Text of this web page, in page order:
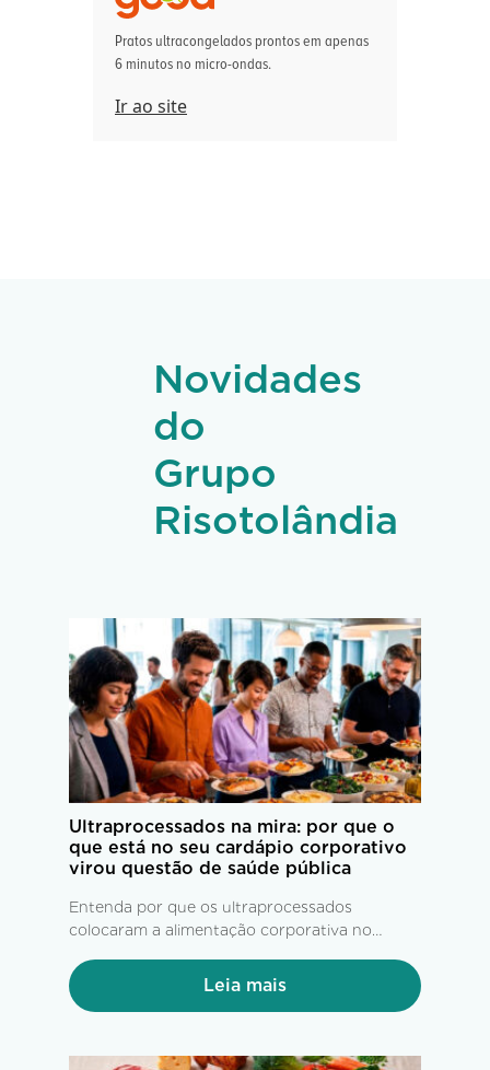
Pratos ultracongelados prontos em apenas
6 minutos no micro-ondas.
Ir ao site
Novidades
do
Grupo
Risotolândia
Ultraprocessados na mira: por que o
que está no seu cardápio corporativo
virou questão de saúde pública
Entenda por que os ultraprocessados
colocaram a alimentação corporativa no
produtividade e bem-estar.
Leia mais